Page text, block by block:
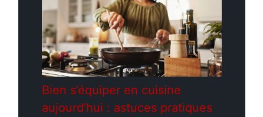
Bien s’équiper en cuisine
aujourd’hui : astuces pratiques